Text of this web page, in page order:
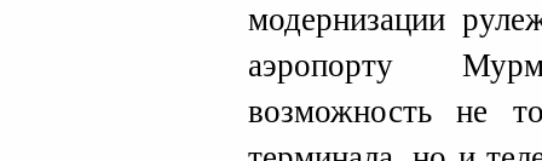
модернизации
аэропорту
возможность не